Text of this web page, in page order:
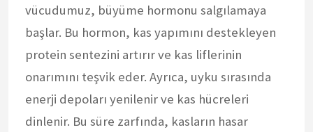
vücudumuz, büyüme hormonu salgılamaya
başlar. Bu hormon, kas yapımını destekleyen
protein sentezini artırır ve kas liflerinin
onarımını teşvik eder. Ayrıca, uyku sırasında
enerji depoları yenilenir ve kas hücreleri
dinlenir. Bu süre zarfında, kasların hasar